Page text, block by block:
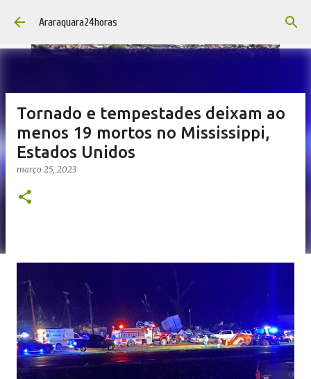
Pular para o conteúdo principal
Araraquara24horas
Tornado e tempestades deixam ao
menos 19 mortos no Mississippi,
Estados Unidos
março 25, 2023